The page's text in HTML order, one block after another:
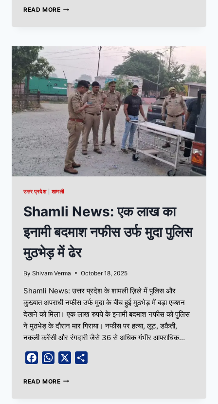
READ MORE
उत्तर प्रदेश|शामली
Shamli News: एक लाख का
इनामी बदमाश नफीस उर्फ मुदा पुलिस
मुठभेड़ में ढेर
By Shivam Verma October 18, 2025
Shamli News: उत्तर प्रदेश के शामली ज़िले में पुलिस और
कुख्यात अपराधी नफीस उर्फ मुदा के बीच हुई मुठभेड़ में बड़ा एक्शन
देखने को मिला। एक लाख रुपये के इनामी बदमाश नफीस को पुलिस
ने मुठभेड़ के दौरान मार गिराया। नफीस पर हत्या, लूट, डकैती,
नकली करेंसी और रंगदारी जैसे 36 से अधिक गंभीर आपराधिक…
FacebookWhatsApp
READ MORE